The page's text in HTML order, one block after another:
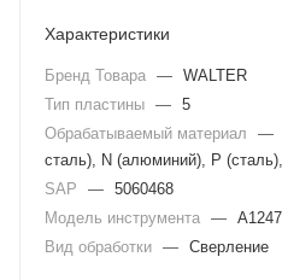
Характеристики
Бренд Товара — WALTER
Тип пластины — 5
Обрабатываемый материал
—
сталь), N (алюминий), P
SAP
— 5060468
Модель инструмента — A1247
Вид обработки — Сверление